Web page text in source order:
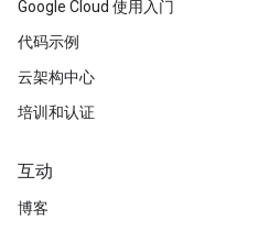
Google Cloud 使用入门
代码示例
云架构中心
培训和认证
互动
博客